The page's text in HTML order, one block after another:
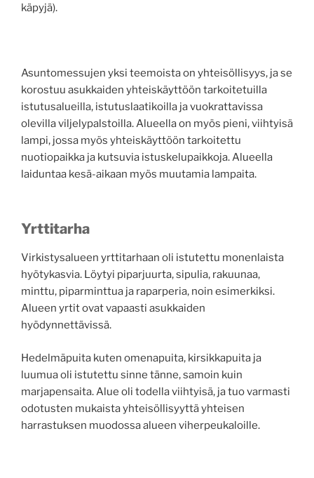
käpyjä).
Asuntomessujen yksi teemoista on yhteisöllisyys, ja se
korostuu asukkaiden yhteiskäyttöön tarkoitetuilla
istutusalueilla, istutuslaatikoilla ja vuokrattavissa
olevilla viljelypalstoilla. Alueella on myös pieni, viihtyisä
lampi, jossa myös yhteiskäyttöön tarkoitettu
nuotiopaikka ja kutsuvia istuskelupaikkoja. Alueella
laiduntaa kesä-aikaan myös muutamia lampaita.
Yrttitarha
Virkistysalueen yrttitarhaan oli istutettu monenlaista
hyötykasvia. Löytyi piparjuurta, sipulia, rakuunaa,
minttu, piparminttua ja raparperia, noin esimerkiksi.
Alueen yrtit ovat vapaasti asukkaiden
hyödynnettävissä.
Hedelmäpuita kuten omenapuita, kirsikkapuita ja
luumua oli istutettu sinne tänne, samoin kuin
marjapensaita. Alue oli todella viihtyisä, ja tuo varmasti
odotusten mukaista yhteisöllisyyttä yhteisen
harrastuksen muodossa alueen viherpeukaloille.